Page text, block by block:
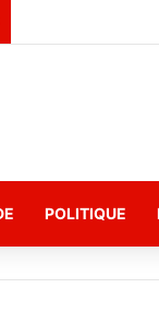
POLITIQUE